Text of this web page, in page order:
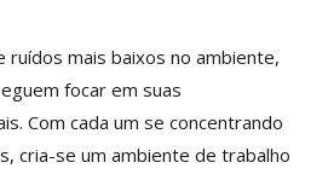
ruídos mais baixos no ambiente,
focar em suas
Com cada um se concentrando
cria-se um ambiente de trabalho